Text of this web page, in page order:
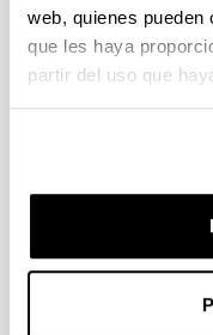
web, quienes pueden
que les haya
partir del uso que